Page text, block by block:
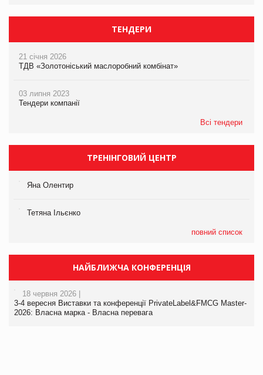
ТЕНДЕРИ
21 січня 2026
ТДВ «Золотоніський маслоробний комбінат»
03 липня 2023
Тендери компанії
Всі тендери
ТРЕНІНГОВИЙ ЦЕНТР
Яна Олентир
Тетяна Ільєнко
повний список
НАЙБЛИЖЧА КОНФЕРЕНЦІЯ
18 червня 2026 |
3-4 вересня Виставки та конференції PrivateLabel&FMCG Master-
2026: Власна марка - Власна перевага